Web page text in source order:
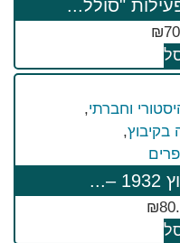
"סולל...
₪
וחברתי,
בקיבוץ,
₪